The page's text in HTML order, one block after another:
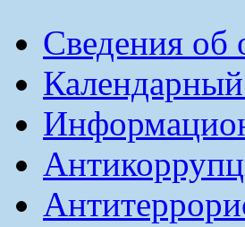
Сведения об